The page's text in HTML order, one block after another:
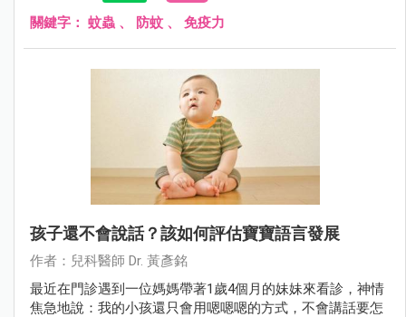
關鍵字： 蚊蟲 、 防蚊 、 免疫力
孩子還不會說話？該如何評估寶寶語言發展
作者：兒科醫師 Dr. 黃彥銘
最近在門診遇到一位媽媽帶著1歲4個月的妹妹來看診，神情
焦急地說：我的小孩還只會用嗯嗯嗯的方式，不會講話要怎